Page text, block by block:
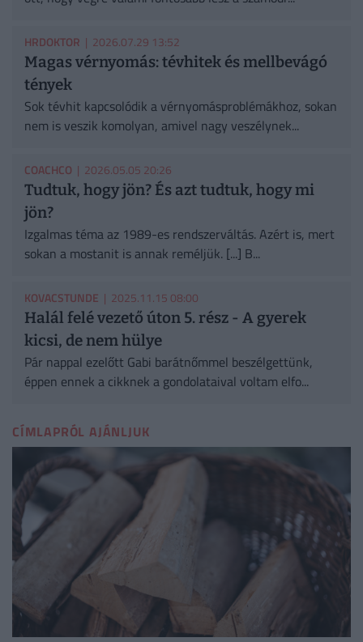
HRDOKTOR | 2026.07.29 13:52
Magas vérnyomás: tévhitek és mellbevágó
tények
Sok tévhit kapcsolódik a vérnyomásproblémákhoz, sokan
nem is veszik komolyan, amivel nagy veszélynek...
COACHCO | 2026.05.05 20:26
Tudtuk, hogy jön? És azt tudtuk, hogy mi
jön?
Izgalmas téma az 1989-es rendszerváltás. Azért is, mert
sokan a mostanit is annak reméljük. [...] B...
KOVACSTUNDE | 2025.11.15 08:00
Halál felé vezető úton 5. rész - A gyerek
kicsi, de nem hülye
Pár nappal ezelőtt Gabi barátnőmmel beszélgettünk,
éppen ennek a cikknek a gondolataival voltam elfo...
CÍMLAPRÓL AJÁNLJUK